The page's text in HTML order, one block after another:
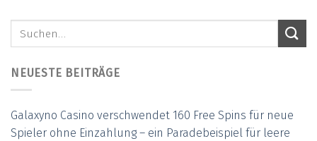
NEUESTE BEITRÄGE
Galaxyno Casino verschwendet 160 Free Spins für neue
Spieler ohne Einzahlung – ein Paradebeispiel für leere